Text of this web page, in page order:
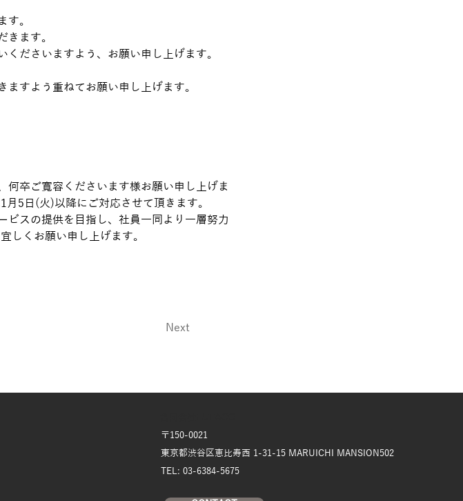
す。
きます。
ださいますよう、お願い申し上げます。
すよう重ねてお願い申し上げます。
何卒ご寛容くださいます様お願い申し上げま
5⽇(火)以降にご対応させて頂きます。
ビスの提供を⽬指し、社員⼀同より⼀層努⼒
しくお願い申し上げます。
Next
〒150-0021
東京都渋谷区恵比寿西 1-31-15 MARUICHI MANSION502
TEL: 03-6384-5675